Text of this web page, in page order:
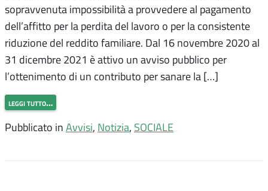
sopravvenuta impossibilità a provvedere al pagamento
dell’affitto per la perdita del lavoro o per la consistente
riduzione del reddito familiare. Dal 16 novembre 2020 al
31 dicembre 2021 è attivo un avviso pubblico per
l’ottenimento di un contributo per sanare la […]
leggi tutto…
Pubblicato in Avvisi, Notizia, SOCIALE